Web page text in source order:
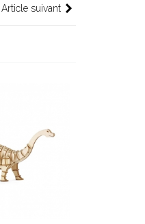
Article suivant